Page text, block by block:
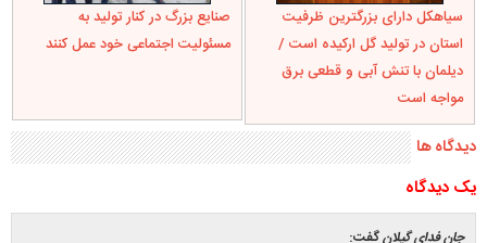
سیاهکل دارای بزرگترین ظرفیت
استان در تولید گل ارکیده است /
دیلمان با تنش آبی و قطعی برق
مواجه است
صنایع بزرگ در کنار تولید به
مسئولیت اجتماعی خود عمل کنند
دیدگاه ها
يک ديدگاه
جان فدای گیلانگفت: